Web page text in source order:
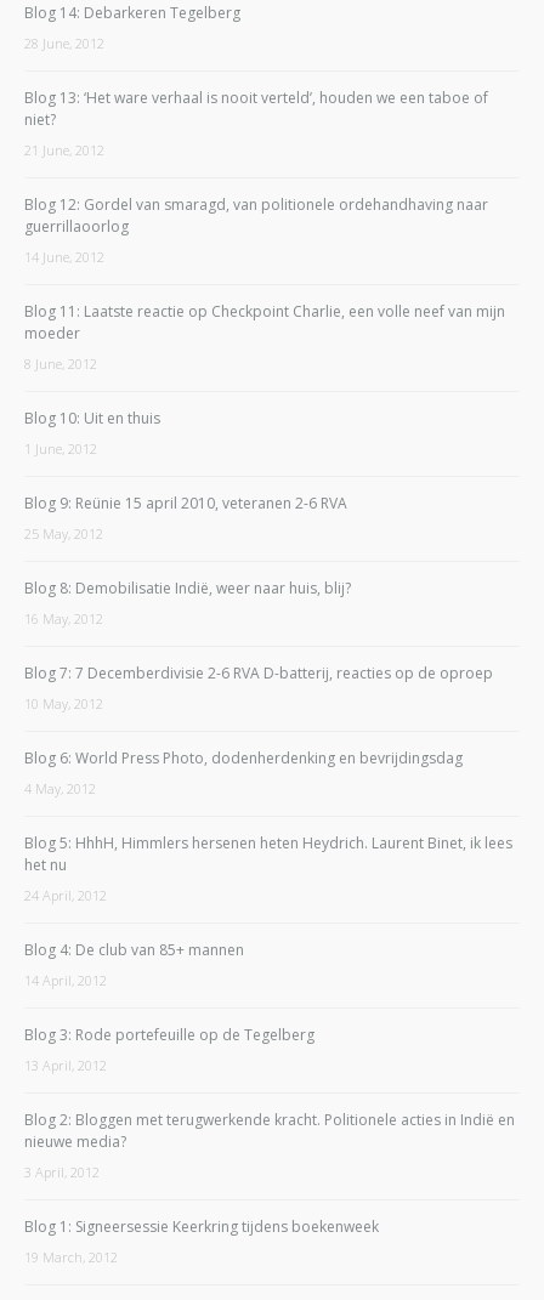
Blog 14: Debarkeren Tegelberg
28 June, 2012
Blog 13: ‘Het ware verhaal is nooit verteld’, houden we een taboe of
niet?
21 June, 2012
Blog 12: Gordel van smaragd, van politionele ordehandhaving naar
guerrillaoorlog
14 June, 2012
Blog 11: Laatste reactie op Checkpoint Charlie, een volle neef van mijn
moeder
8 June, 2012
Blog 10: Uit en thuis
1 June, 2012
Blog 9: Reünie 15 april 2010, veteranen 2-6 RVA
25 May, 2012
Blog 8: Demobilisatie Indië, weer naar huis, blij?
16 May, 2012
Blog 7: 7 Decemberdivisie 2-6 RVA D-batterij, reacties op de oproep
10 May, 2012
Blog 6: World Press Photo, dodenherdenking en bevrijdingsdag
4 May, 2012
Blog 5: HhhH, Himmlers hersenen heten Heydrich. Laurent Binet, ik lees
het nu
24 April, 2012
Blog 4: De club van 85+ mannen
14 April, 2012
Blog 3: Rode portefeuille op de Tegelberg
13 April, 2012
Blog 2: Bloggen met terugwerkende kracht. Politionele acties in Indië en
nieuwe media?
3 April, 2012
Blog 1: Signeersessie Keerkring tijdens boekenweek
19 March, 2012